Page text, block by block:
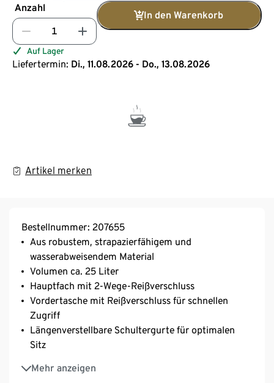
Anzahl
In den Warenkorb
Auf Lager
Liefertermin: Di., 11.08.2026 - Do., 13.08.2026
Artikel merken
Bestellnummer: 207655
Aus robustem, strapazierfähigem und
wasserabweisendem Material
Volumen ca. 25 Liter
Hauptfach mit 2-Wege-Reißverschluss
Vordertasche mit Reißverschluss für schnellen
Zugriff
Längenverstellbare Schultergurte für optimalen
Sitz
Mehr anzeigen
Seitliche Gurte und elastisches Gummiband vorne –
zur Befestigung von z.B. Jacken etc.